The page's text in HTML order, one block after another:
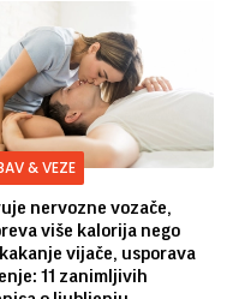
& VEZE
nervozne vozače,
više kalorija nego
vijače, usporava
11 zanimljivih